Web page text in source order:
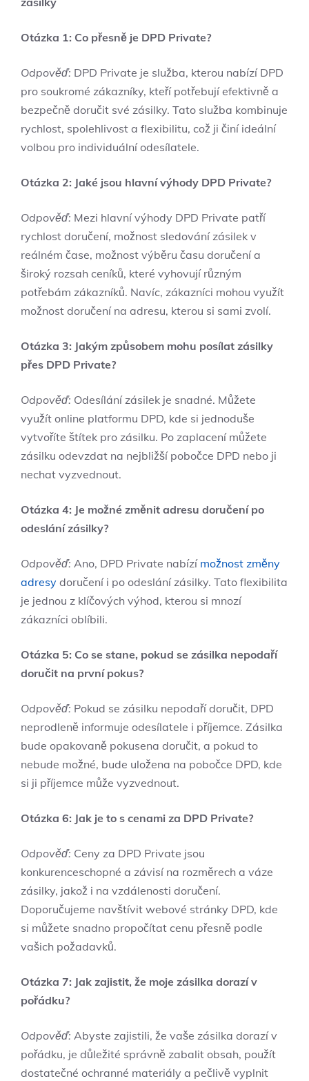
Otázka 1: Co přesně je DPD Private?
Odpověď: DPD Private je služba, kterou nabízí DPD
pro soukromé zákazníky, kteří potřebují efektivně a
bezpečně doručit své zásilky. Tato služba kombinuje
rychlost, spolehlivost a flexibilitu, což ji činí ideální
volbou pro individuální odesílatele.
Otázka 2: Jaké jsou hlavní výhody DPD Private?
Odpověď: Mezi hlavní výhody DPD Private patří
rychlost doručení, možnost sledování zásilek v
reálném čase, možnost výběru času doručení a
široký rozsah ceníků, které vyhovují různým
potřebám zákazníků. Navíc, zákazníci mohou využít
možnost doručení na adresu, kterou si sami zvolí.
Otázka 3: Jakým způsobem mohu posílat zásilky
přes DPD Private?
Odpověď: Odesílání zásilek je snadné. Můžete
využít online platformu DPD, kde si jednoduše
vytvoříte štítek pro zásilku. Po zaplacení můžete
zásilku odevzdat na nejbližší pobočce DPD nebo ji
nechat vyzvednout.
Otázka 4: Je možné změnit adresu doručení po
odeslání zásilky?
Odpověď: Ano, DPD Private nabízí možnost změny
adresy doručení i po odeslání zásilky. Tato flexibilita
je jednou z klíčových výhod, kterou si mnozí
zákazníci oblíbili.
Otázka 5: Co se stane, pokud se zásilka nepodaří
doručit na první pokus?
Odpověď: Pokud se zásilku nepodaří doručit, DPD
neprodleně informuje odesílatele i příjemce. Zásilka
bude opakovaně pokusena doručit, a pokud to
nebude možné, bude uložena na pobočce DPD, kde
si ji příjemce může vyzvednout.
Otázka 6: Jak je to s cenami za DPD Private?
Odpověď: Ceny za DPD Private jsou
konkurenceschopné a závisí na rozměrech a váze
zásilky, jakož i na vzdálenosti doručení.
Doporučujeme navštívit webové stránky DPD, kde
si můžete snadno propočítat cenu přesně podle
vašich požadavků.
Otázka 7: Jak zajistit, že moje zásilka dorazí v
pořádku?
Odpověď: Abyste zajistili, že vaše zásilka dorazí v
pořádku, je důležité správně zabalit obsah, použít
dostatečné ochranné materiály a pečlivě vyplnit